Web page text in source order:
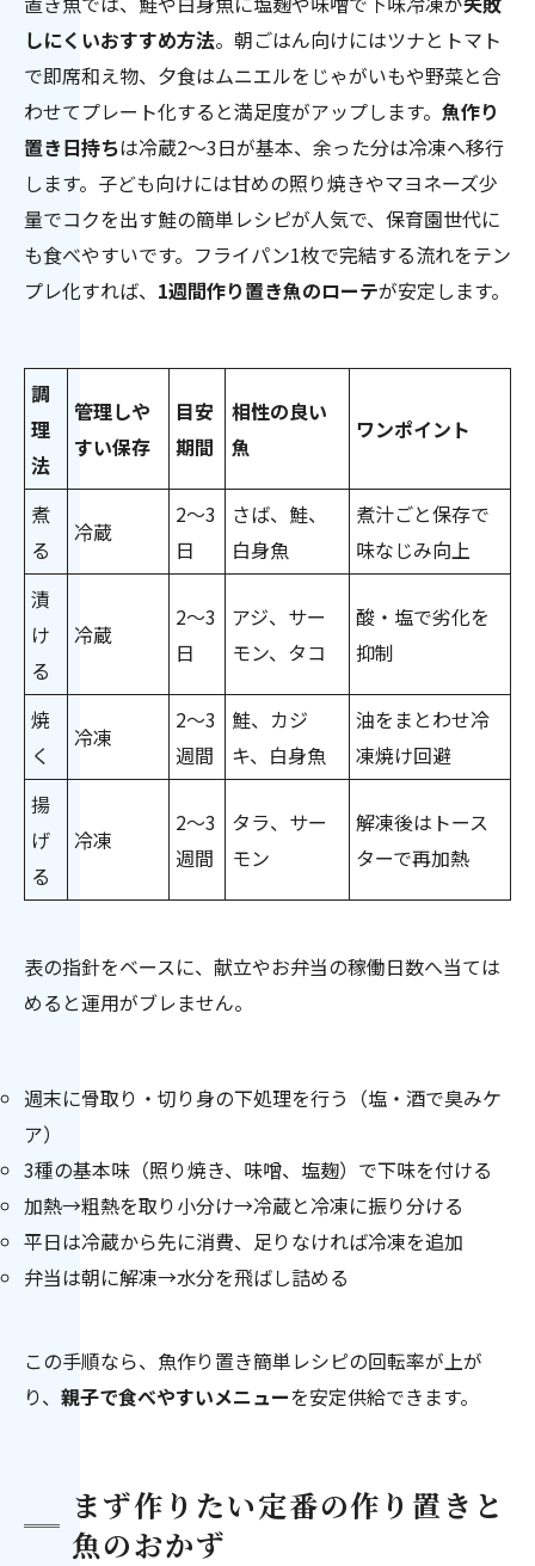
しにくいおすすめ方法。朝ごはん向けにはツナとトマト
で即席和え物、夕食はムニエルをじゃがいもや野菜と合
わせてプレート化すると満足度がアップします。 魚作り
置き日持ちは冷蔵2〜3日が基本、余った分は冷凍へ移行
します。子ども向けには甘めの照り焼きやマヨネーズ少
量でコクを出す鮭の簡単レシピが人気で、保育園世代に
も食べやすいです。フライパン1枚で完結する流れをテン
プレ化すれば、 1週間作り置き魚のローテが安定します。
調
理
法
管理しや
すい保存
目安
期間
相性の良い
魚
ワンポイント
煮
る
冷蔵
2〜3
日
さば、鮭、
白身魚
煮汁ごと保存で
味なじみ向上
漬
け
る
冷蔵
2〜3
日
アジ、サー
モン、タコ
酸・塩で劣化を
抑制
焼
く
冷凍
2〜3
週間
鮭、カジ
キ、白身魚
油をまとわせ冷
凍焼け回避
揚
げ
る
冷凍
2〜3
週間
タラ、サー
モン
解凍後はトース
ターで再加熱
表の指針をベースに、献立やお弁当の稼働日数へ当ては
めると運用がブレません。
週末に骨取り・切り身の下処理を行う（塩・酒で臭みケ
ア）
3種の基本味（照り焼き、味噌、塩麹）で下味を付ける
加熱→粗熱を取り小分け→冷蔵と冷凍に振り分ける
平日は冷蔵から先に消費、足りなければ冷凍を追加
弁当は朝に解凍→水分を飛ばし詰める
この手順なら、魚作り置き簡単レシピの回転率が上が
り、 親子で食べやすいメニューを安定供給できます。
まず作りたい定番の作り置きと
魚のおかず